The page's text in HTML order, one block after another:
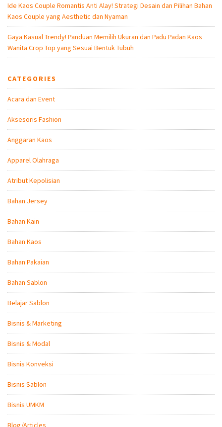
Ide Kaos Couple Romantis Anti Alay! Strategi Desain dan Pilihan Bahan
Kaos Couple yang Aesthetic dan Nyaman
Gaya Kasual Trendy! Panduan Memilih Ukuran dan Padu Padan Kaos
Wanita Crop Top yang Sesuai Bentuk Tubuh
CATEGORIES
Acara dan Event
Aksesoris Fashion
Anggaran Kaos
Apparel Olahraga
Atribut Kepolisian
Bahan Jersey
Bahan Kain
Bahan Kaos
Bahan Pakaian
Bahan Sablon
Belajar Sablon
Bisnis & Marketing
Bisnis & Modal
Bisnis Konveksi
Bisnis Sablon
Bisnis UMKM
Blog/Articles